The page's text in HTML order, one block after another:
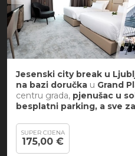
Jesenski city break u
na bazi doručka u Grand
centru grada, pjenušac u
besplatni parking, a sve
SUPER CIJENA
175,00 €